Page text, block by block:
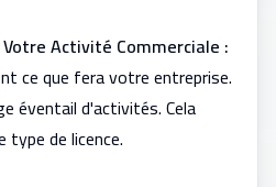
Activité Commerciale :
ce que fera votre entreprise.
éventail d'activités. Cela
de licence.